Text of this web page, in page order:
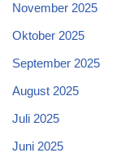
November 2025
Oktober 2025
September 2025
August 2025
Juli 2025
Juni 2025